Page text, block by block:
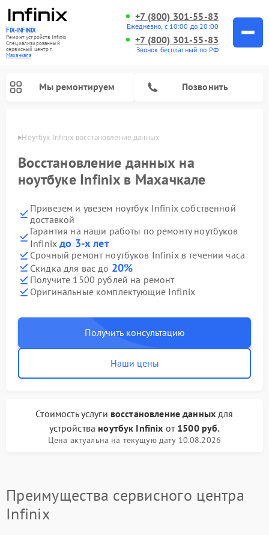
FIX-INFINIX
Ремонт устройств Infinix
Специализированный
cервисный центр г.
Махачкала
+7 (800) 301-55-83
Ежедневно, с 10:00 до 20:00
+7 (800) 301-55-83
Звонок бесплатный по РФ
Мы ремонтируем Позвонить
Ноутбук Infinix восстановление данных
Восстановление данных на
ноутбуке Infinix в Махачкале
Привезем и увезем ноутбук Infinix собственной
доставкой
Гарантия на наши работы по ремонту ноутбуков
Infinixдо 3-х лет
Срочный ремонт ноутбуков Infinix в течении часа
Скидка для вас до 20%
Получите 1500 рублей на ремонт
Оригинальные комплектующие Infinix
Получить консультацию
Наши цены
Стоимость услуги восстановление данных для
устройства ноутбук Infinix от 1500 руб.
Цена актуальна на текущую дату 10.08.2026
Преимущества сервисного центра
Infinix